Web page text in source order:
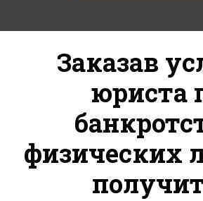
Заказав
юриста
физических